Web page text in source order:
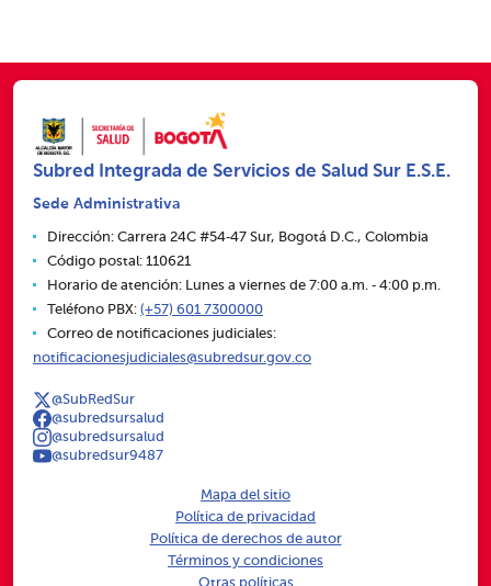
Subred Integrada de Servicios de Salud Sur E.S.E.
Sede Administrativa
Dirección: Carrera 24C #54‑47 Sur, Bogotá D.C., Colombia
Código postal: 110621
Horario de atención: Lunes a viernes de 7:00 a.m. ‑ 4:00 p.m.
Teléfono PBX: (+57) 601 7300000
Correo de notificaciones judiciales:
notificacionesjudiciales@subredsur.gov.co
@SubRedSur
@subredsursalud
@subredsursalud
@subredsur9487
Mapa del sitio
Política de privacidad
Política de derechos de autor
Términos y condiciones
Otras políticas